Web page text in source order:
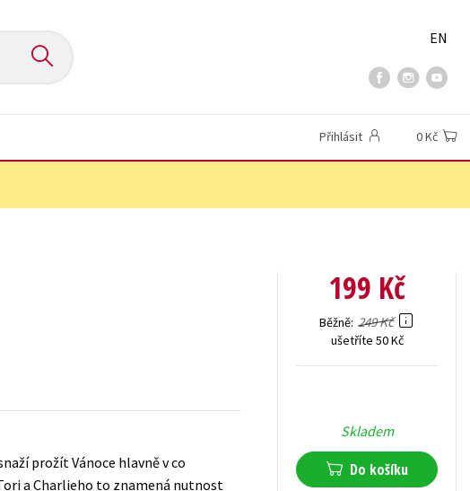
EN
Přihlásit 0 Kč
prožít Vánoce hlavně v co
a Charlieho to znamená nutnost
199 Kč
Běžně 249 Kč
ušetříte 50 Kč
Skladem
Do košíku